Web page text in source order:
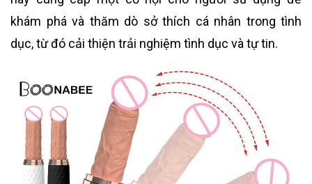
khám phá và thăm dò sở thích cá nhân trong tình
dục, từ đó cải thiện trải nghiệm tình dục và tự tin.